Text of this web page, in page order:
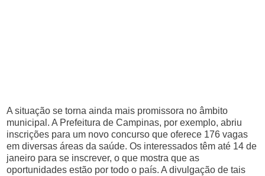
A situação se torna ainda mais promissora no âmbito
municipal. A Prefeitura de Campinas, por exemplo, abriu
inscrições para um novo concurso que oferece 176 vagas
em diversas áreas da saúde. Os interessados têm até 14 de
janeiro para se inscrever, o que mostra que as
oportunidades estão por todo o país. A divulgação de tais